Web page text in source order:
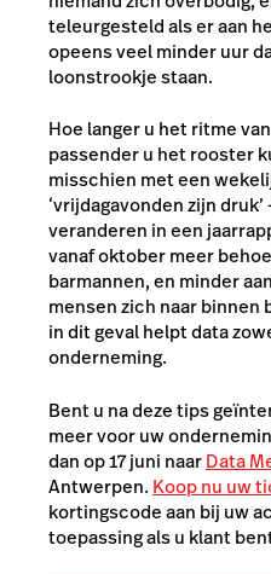
teleurgesteld als er aan
opeens veel minder uur
loonstrookje staan.
Hoe langer u het ritme
passender u het rooster
misschien met een
‘vrijdagavonden zijn druk’
veranderen in een
vanaf oktober meer
barmannen, en minder
mensen zich naar binnen
in dit geval helpt data
onderneming.
Bent u na deze tips
meer voor uw
dan op 17 juni naarData
Antwerpen. Koop nu uw
kortingscode aan bij uw
toepassing als u klant